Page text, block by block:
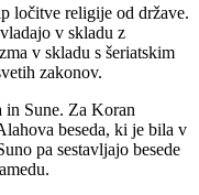
ločitve religije od države.
v skladu z
v skladu s šeriatskim
zakonov.
in Sune. Za Koran
beseda, ki je bila v
pa sestavljajo besede